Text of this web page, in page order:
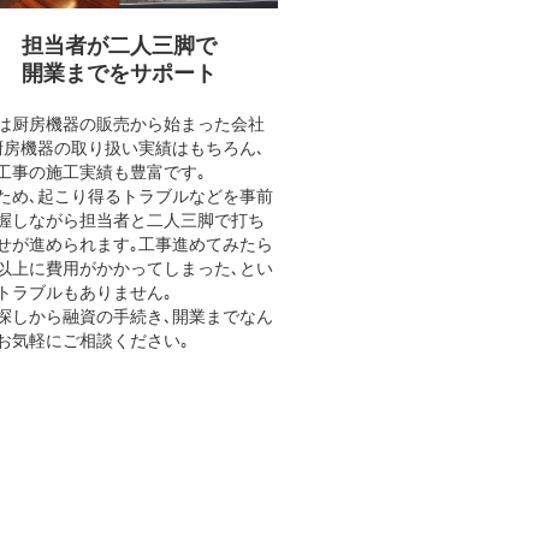
担当者が二人三脚で
開業までをサポート
厨房機器の販売から始まった会社
機器の取り扱い実績はもちろん､
事の施工実績も豊富です｡
め､起こり得るトラブルなどを事前
しながら担当者と二人三脚で打ち
が進められます｡工事進めてみたら
上に費用がかかってしまった､とい
ラブルもありません｡
しから融資の手続き､開業までなん
気軽にご相談ください｡